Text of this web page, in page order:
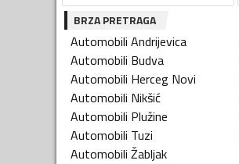
BRZA PRETRAGA
Automobili Andrijevica
Automobili Budva
Automobili Herceg Novi
Automobili Nikšić
Automobili Plužine
Automobili Tuzi
Automobili Žabljak